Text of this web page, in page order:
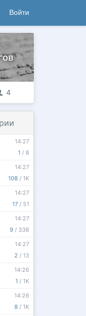
Войти
4
1 / 8
14:27
108 / 1K
14:27
17 / 51
14:27
9 / 338
14:27
2 / 13
14:27
1 / 1K
14:26
8 / 1K
14:26